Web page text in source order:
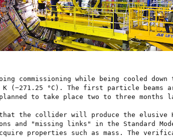
commissioning while being cooled
K (−271.25 °C). The first particle beams
to take place two to three months
the collider will produce the elusive
and "missing links" in the Standard
properties such as mass. The